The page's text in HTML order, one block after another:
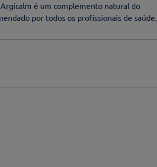
é um complemento natural do
por todos os profissionais de saúde.